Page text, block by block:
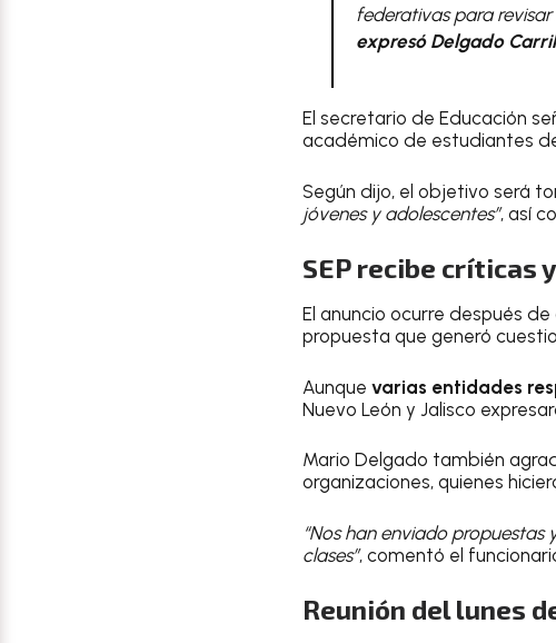
federativas para
expresó Delgado
El secretario de Educación
académico de estudiantes
Según dijo, el objetivo será
jóvenes y adolescentes”, así
SEP recibe críticas
El anuncio ocurre después de
propuesta que generó
Aunque varias entidades
Nuevo León y Jalisco
Mario Delgado también
organizaciones, quienes
“Nos han enviado
clases”, comentó el
Reunión del lunes